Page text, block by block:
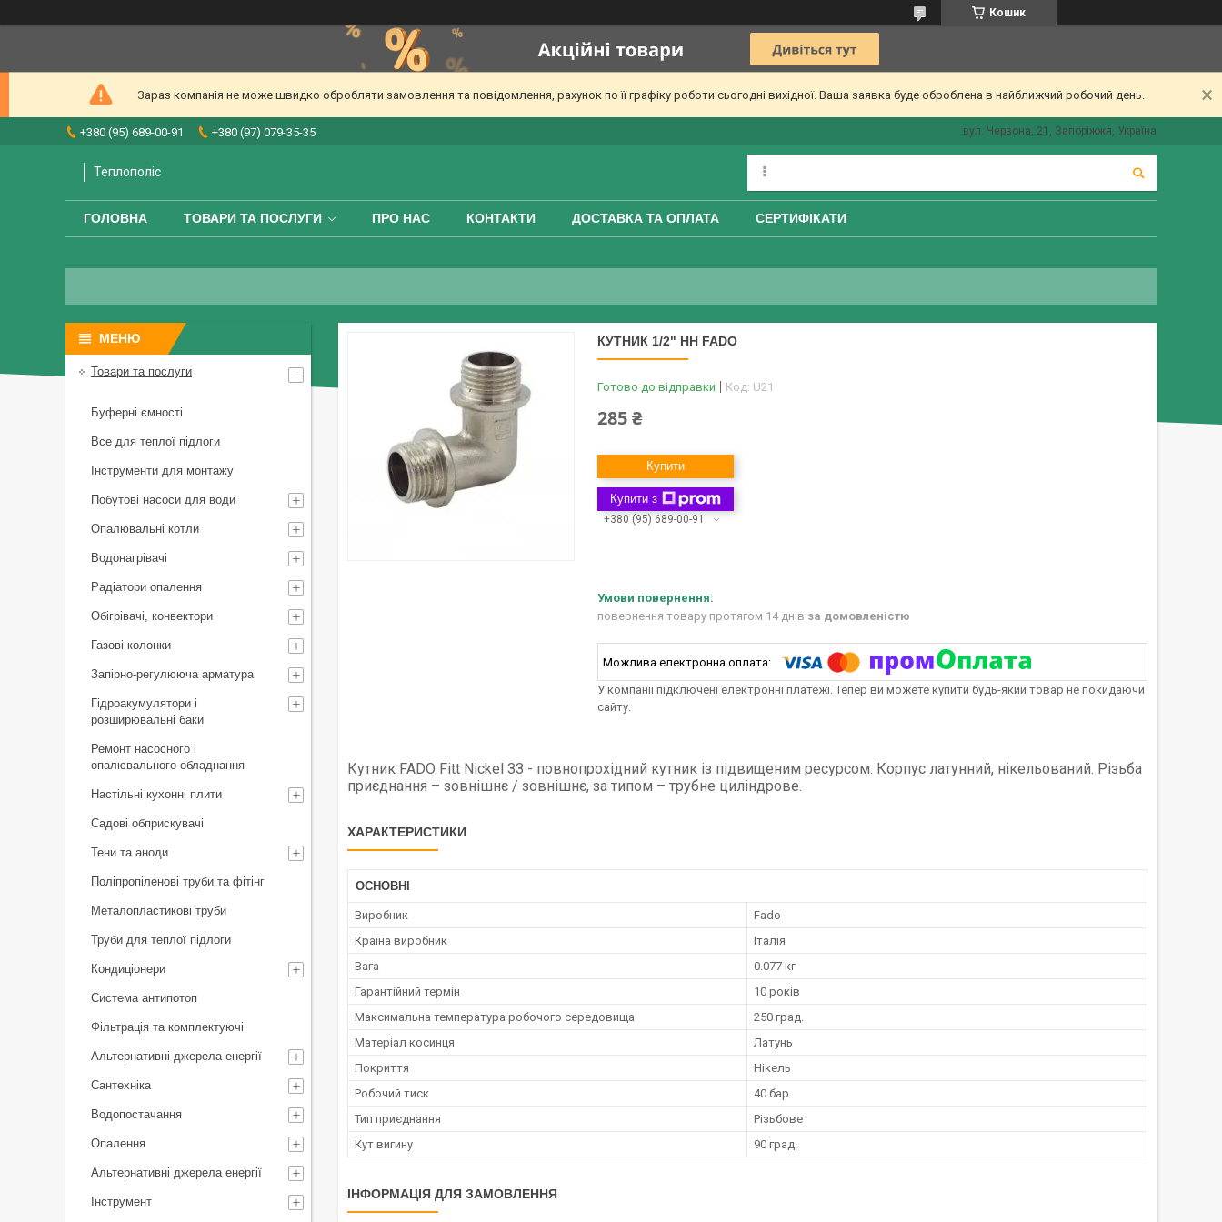
Кошик
Зараз компанія не може швидко обробляти замовлення та повідомлення, рахунок по її графіку роботи сьогодні вихідної. Ваша заявка буде оброблена в найближчий робочий день.
+380 (95) 689-00-91 +380 (97) 079-35-35 вул. Червона, 21, Запоріжжя, Україна
Теплополіс
ГОЛОВНА ТОВАРИ ТА ПОСЛУГИ ПРО НАС КОНТАКТИ ДОСТАВКА ТА ОПЛАТА СЕРТИФІКАТИ
КУТНИК 1/2" НН FADO
Готово до відправки Код: U21
285 ₴
Купити
Купити з
+380 (95) 689-00-91
повернення товару протягом 14 днів за домовленістю
У компанії підключені електронні платежі. Тепер ви можете купити будь-який товар не покидаючи
сайту.
Кутник FADO Fitt Nickel ЗЗ - повнопрохідний кутник із підвищеним ресурсом. Корпус латунний, нікельований. Різьба
приєднання – зовнішнє / зовнішнє, за типом – трубне циліндрове.
ХАРАКТЕРИСТИКИ
ОСНОВНІ
Виробник
Fado
Країна виробник
Італія
Вага
0.077 кг
Гарантійний термін
10 років
Максимальна температура робочого середовища
250 град.
Матеріал косинця
Латунь
Покриття
Нікель
Робочий тиск
40 бар
Тип приєднання
Різьбове
Кут вигину
90 град.
ІНФОРМАЦІЯ ДЛЯ ЗАМОВЛЕННЯ
Товари та послуги
Буферні ємності
Все для теплої підлоги
Інструменти для монтажу
Побутові насоси для води
Опалювальні котли
Водонагрівачі
Радіатори опалення
Обігрівачі, конвектори
Газові колонки
Запірно-регулююча арматура
Гідроакумулятори і
розширювальні баки
Ремонт насосного і
опалювального обладнання
Настільні кухонні плити
Садові обприскувачі
Тени та аноди
Поліпропіленові труби та фітінг
Металопластикові труби
Труби для теплої підлоги
Кондиціонери
Система антипотоп
Фільтрація та комплектуючі
Альтернативні джерела енергії
Сантехніка
Водопостачання
Опалення
Альтернативні джерела енергії
Інструмент